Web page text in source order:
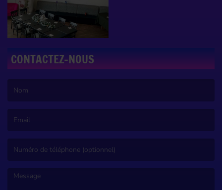
CONTACTEZ-NOUS